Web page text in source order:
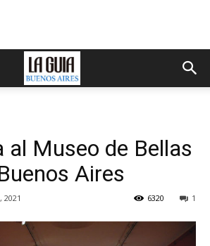
al Museo de Bellas
Aires
1
6320